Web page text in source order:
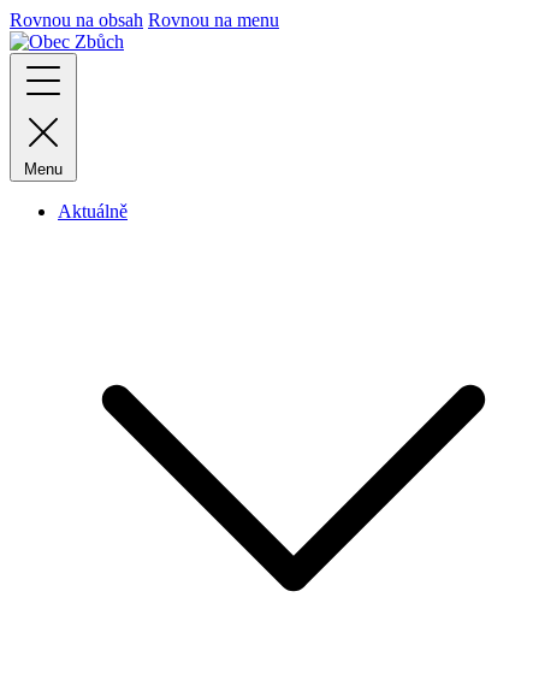
Rovnou na obsah Rovnou na menu
Menu
Aktuálně